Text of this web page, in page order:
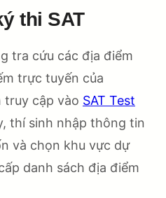
thi SAT
tra cứu các địa điểm
trực tuyến của
truy cập vào SAT Test
thí sinh nhập thông tin
và chọn khu vực dự
danh sách địa điểm